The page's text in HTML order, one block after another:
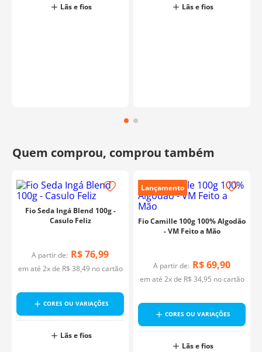
Lãs e fios Lãs e fios
Fio Seda Ingá Blend 100g -
Casulo Feliz
A partir de: R$76,99
em até 2x de R$ 38,49 no cartão
CORES OU VARIAÇÕES
Lãs e fios
Lançamento
Fio Camille 100g 100% Algodão
- VM Feito a Mão
A partir de: R$69,90
em até 2x de R$ 34,95 no cartão
CORES OU VARIAÇÕES
Lãs e fios